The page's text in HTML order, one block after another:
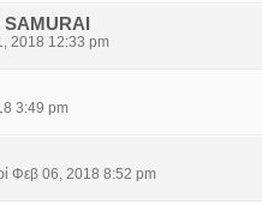
2018 12:33 pm
3:49 pm
Φεβ 06, 2018 8:52 pm